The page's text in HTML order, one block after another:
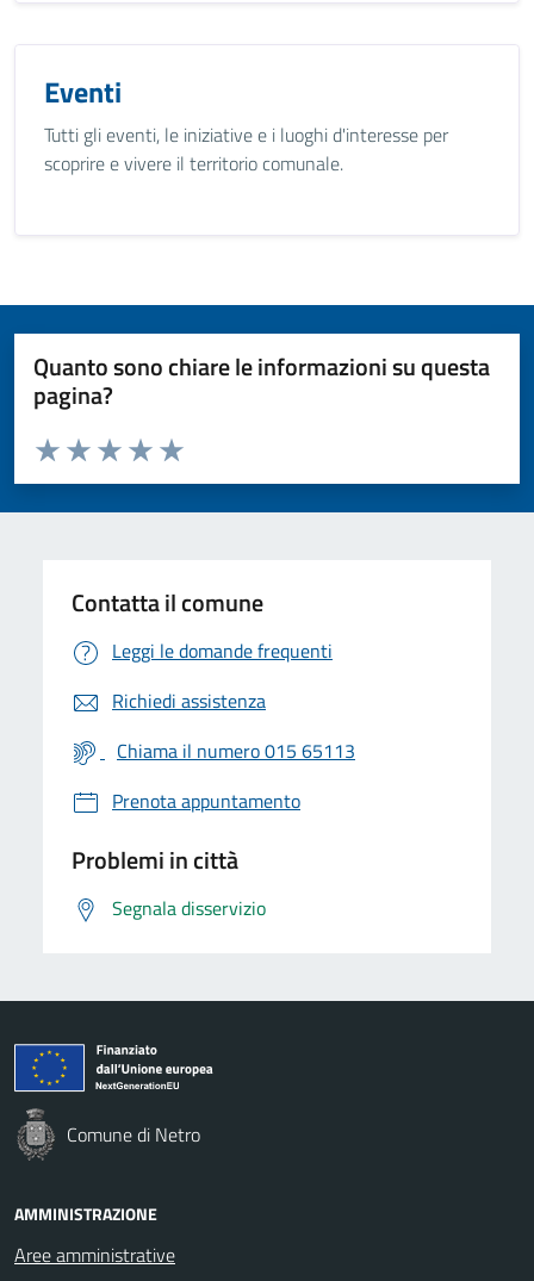
Eventi
Tutti gli eventi, le iniziative e i luoghi d'interesse per
scoprire e vivere il territorio comunale.
Quanto sono chiare le informazioni su questa
pagina?
Valuta da 1 a 5 stelle la pagina
Valuta 5 stelle su 5
Valuta 4 stelle su 5
Valuta 3 stelle su 5
Valuta 2 stelle su 5
Valuta 1 stelle su 5
Contatta il comune
Leggi le domande frequenti
Richiedi assistenza
Chiama il numero 015 65113
Prenota appuntamento
Problemi in città
Segnala disservizio
Comune di Netro
AMMINISTRAZIONE
Aree amministrative